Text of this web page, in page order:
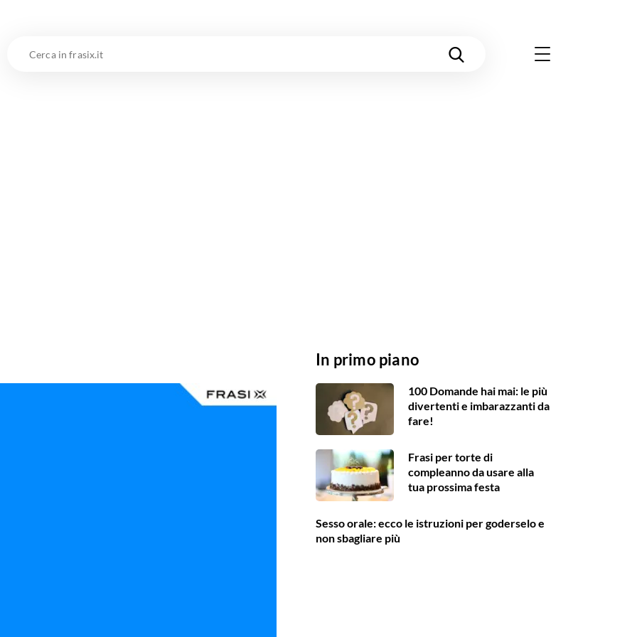
In primo piano
100 Domande hai mai: le più
divertenti e imbarazzanti da
fare!
Frasi per torte di
compleanno da usare alla
tua prossima festa
Sesso orale: ecco le istruzioni per goderselo e
non sbagliare più